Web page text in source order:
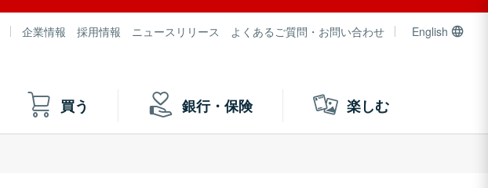
企業情報 採用情報 ニュースリリース よくあるご質問・お問い合わせ English
買う 銀行・保険 楽しむ